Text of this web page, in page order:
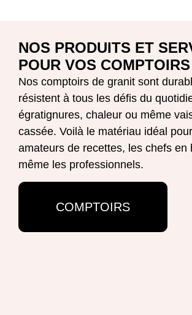
NOS PRODUITS ET
POUR VOS COMPTOIRS
Nos comptoirs de granit sont
résistent à tous les défis du
égratignures, chaleur ou même
cassée. Voilà le matériau idéal
amateurs de recettes, les chefs en
même les professionnels.
COMPTOIRS